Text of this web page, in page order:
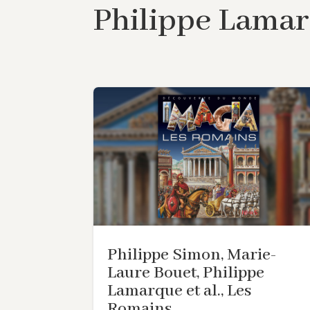
Philippe
Philippe Simon, Marie-
Laure Bouet, Philippe
Lamarque et al., Les